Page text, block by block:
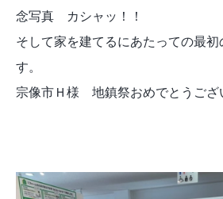
念写真 カシャッ！！
そして家を建てるにあたっての最初
す。
宗像市Ｈ様 地鎮祭おめでとうござ